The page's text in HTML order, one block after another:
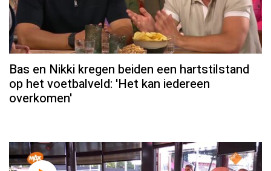
Bas en Nikki kregen beiden een hartstilstand
op het voetbalveld: 'Het kan iedereen
overkomen'